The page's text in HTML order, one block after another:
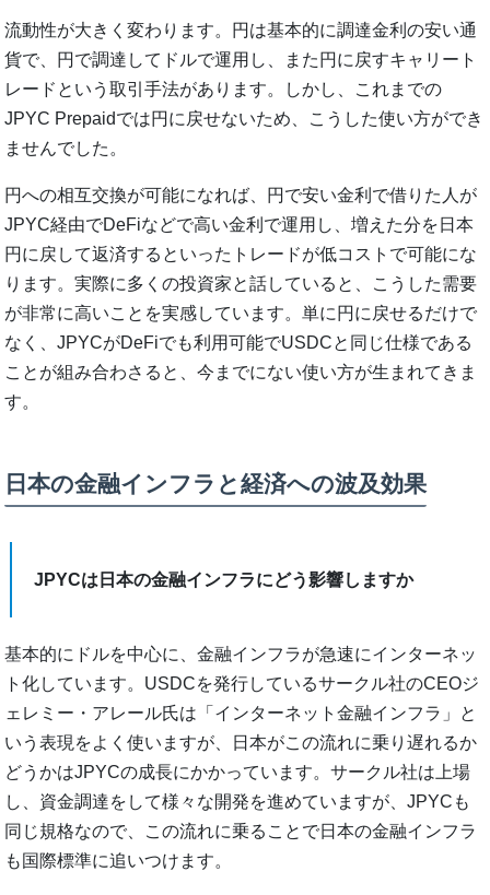
流動性が大きく変わります。円は基本的に調達金利の安い通
貨で、円で調達してドルで運用し、また円に戻すキャリート
レードという取引手法があります。しかし、これまでの
JPYC Prepaidでは円に戻せないため、こうした使い方ができ
ませんでした。
円への相互交換が可能になれば、円で安い金利で借りた人が
JPYC経由でDeFiなどで高い金利で運用し、増えた分を日本
円に戻して返済するといったトレードが低コストで可能にな
ります。実際に多くの投資家と話していると、こうした需要
が非常に高いことを実感しています。単に円に戻せるだけで
なく、JPYCがDeFiでも利用可能でUSDCと同じ仕様である
ことが組み合わさると、今までにない使い方が生まれてきま
す。
日本の金融インフラと経済への波及効果
JPYCは日本の金融インフラにどう影響しますか
基本的にドルを中心に、金融インフラが急速にインターネッ
ト化しています。USDCを発行しているサークル社のCEOジ
ェレミー・アレール氏は「インターネット金融インフラ」と
いう表現をよく使いますが、日本がこの流れに乗り遅れるか
どうかはJPYCの成長にかかっています。サークル社は上場
し、資金調達をして様々な開発を進めていますが、JPYCも
同じ規格なので、この流れに乗ることで日本の金融インフラ
も国際標準に追いつけます。